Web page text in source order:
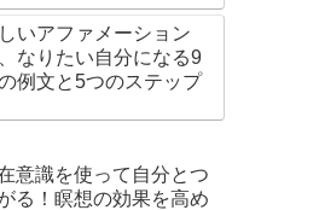
いアファメーション
なりたい自分になる9
例文と5つのステップ
意識を使って自分とつ
る！瞑想の効果を高め